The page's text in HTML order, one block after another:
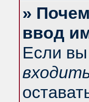
»
ввод
Если